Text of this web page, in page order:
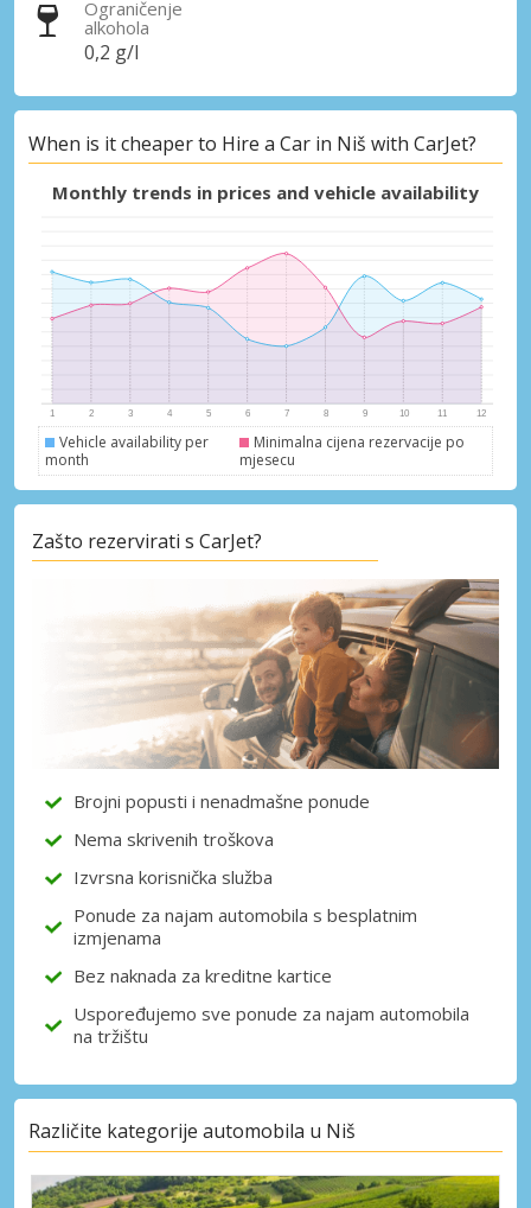
Pristupite ekskluzivnim ponudama naših
dobavljača
Prijava putem eLinka
Ograničenje
alkohola
0,2 g/l
When is it cheaper to Hire a Car in Niš with CarJet?
Monthly trends in prices and vehicle availability
Vehicle availability per
month
Minimalna cijena rezervacije po
mjesecu
Zašto rezervirati s CarJet?
Brojni popusti i nenadmašne ponude
Nema skrivenih troškova
Izvrsna korisnička služba
Ponude za najam automobila s besplatnim
izmjenama
Bez naknada za kreditne kartice
Uspoređujemo sve ponude za najam automobila
na tržištu
Različite kategorije automobila u Niš